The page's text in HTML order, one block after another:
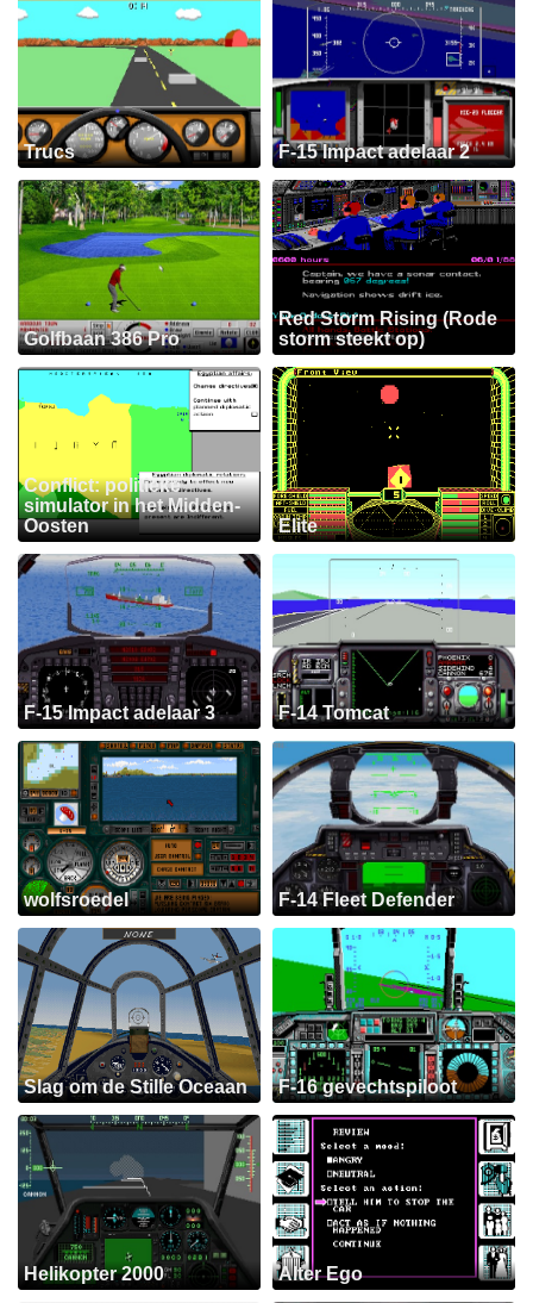
Trucs F-15 Impact adelaar 2
Golfbaan 386 Pro
Red Storm Rising (Rode
storm steekt op)
Conflict: politieke
simulator in het Midden-
Oosten
Elite
F-15 Impact adelaar 3 F-14 Tomcat
wolfsroedel F-14 Fleet Defender
Slag om de Stille Oceaan F-16 gevechtspiloot
Helikopter 2000 Alter Ego